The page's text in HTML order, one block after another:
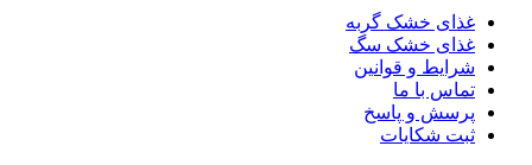
غذای خشک گربه
غذای خشک سگ
شرایط و قوانین
تماس با ما
پرسش و پاسخ
ثبت شکایات